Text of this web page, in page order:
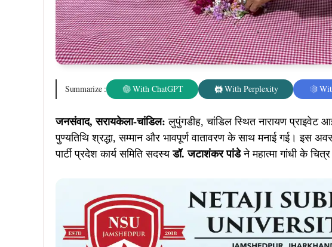
Summarize : With ChatGPT With Perplexity
जनसंवाद, सरायकेला-चांडिल:लुपुंगडीह, चांडिल स्थित नारायण प्राइवेट
पुण्यतिथि श्रद्धा, सम्मान और भावपूर्ण वातावरण के साथ मनाई गई। इस
पार्टी प्रदेश कार्य समिति सदस्यडॉ. जटाशंकर पांडेने महात्मा गांधी के